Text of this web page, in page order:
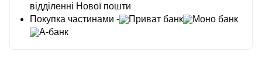
відділенні Нової пошти
Покупка частинами -
Приват банк
Моно банк
А-банк